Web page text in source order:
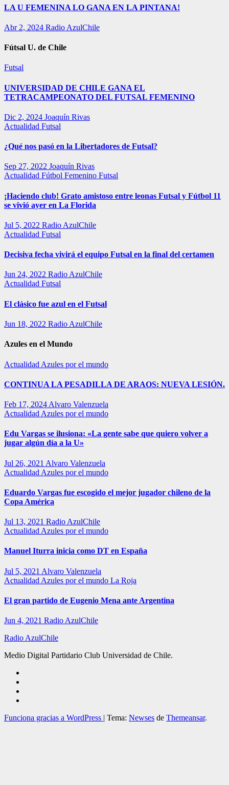
LA U FEMENINA LO GANA EN LA PINTANA!
Abr 2, 2024 Radio AzulChile
Fútsal U. de Chile
Futsal
UNIVERSIDAD DE CHILE GANA EL
TETRACAMPEONATO DEL FUTSAL FEMENINO
Dic 2, 2024 Joaquín Rivas
Actualidad Futsal
¿Qué nos pasó en la Libertadores de Futsal?
Sep 27, 2022 Joaquín Rivas
Actualidad Fútbol Femenino Futsal
¡Haciendo club! Grato amistoso entre leonas Futsal y Fútbol 11
se vivió ayer en La Florida
Jul 5, 2022 Radio AzulChile
Actualidad Futsal
Decisiva fecha vivirá el equipo Futsal en la final del certamen
Jun 24, 2022 Radio AzulChile
Actualidad Futsal
El clásico fue azul en el Futsal
Jun 18, 2022 Radio AzulChile
Azules en el Mundo
Actualidad Azules por el mundo
CONTINUA LA PESADILLA DE ARAOS: NUEVA LESIÓN.
Feb 17, 2024 Alvaro Valenzuela
Actualidad Azules por el mundo
Edu Vargas se ilusiona: «La gente sabe que quiero volver a
jugar algún día a la U»
Jul 26, 2021 Alvaro Valenzuela
Actualidad Azules por el mundo
Eduardo Vargas fue escogido el mejor jugador chileno de la
Copa América
Jul 13, 2021 Radio AzulChile
Actualidad Azules por el mundo
Manuel Iturra inicia como DT en España
Jul 5, 2021 Alvaro Valenzuela
Actualidad Azules por el mundo La Roja
El gran partido de Eugenio Mena ante Argentina
Jun 4, 2021 Radio AzulChile
Radio AzulChile
Medio Digital Partidario Club Universidad de Chile.
Funciona gracias a WordPress | Tema: Newses de Themeansar.